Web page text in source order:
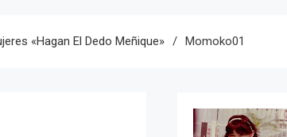
«hagan El Dedo Meñique» Momoko01